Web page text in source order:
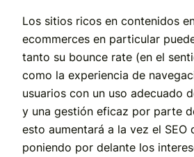
Los sitios ricos en contenidos
ecommerces en particular
tanto su bounce rate (en el
como la experiencia de
usuarios con un uso adecuado
y una gestión eficaz por parte
esto aumentará a la vez el SEO
poniendo por delante los